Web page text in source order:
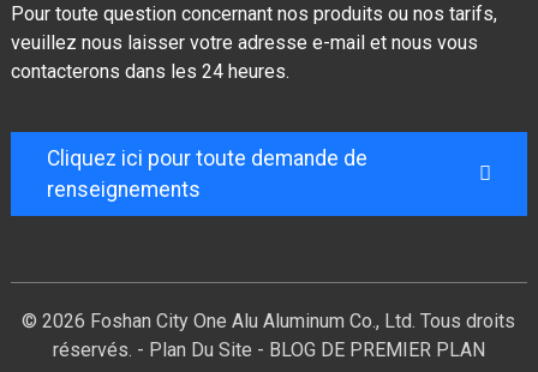
Pour toute question concernant nos produits ou nos tarifs,
veuillez nous laisser votre adresse e-mail et nous vous
contacterons dans les 24 heures.
Cliquez ici pour toute demande de
renseignements
© 2026 Foshan City One Alu Aluminum Co., Ltd. Tous droits
réservés. - Plan Du Site - BLOG DE PREMIER PLAN